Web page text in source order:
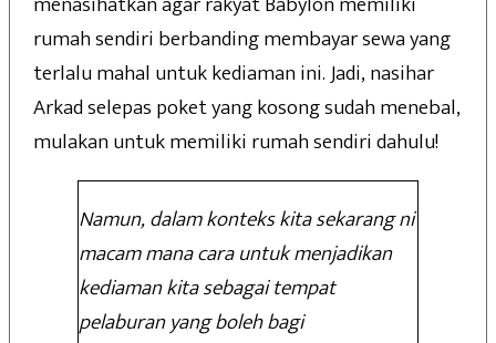
rumah sendiri berbanding membayar sewa yang
terlalu mahal untuk kediaman ini. Jadi, nasihar
Arkad selepas poket yang kosong sudah menebal,
mulakan untuk memiliki rumah sendiri dahulu!
Namun, dalam konteks kita sekarang ni
macam mana cara untuk menjadikan
kediaman kita sebagai tempat
pelaburan yang boleh bagi